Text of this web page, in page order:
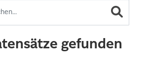
gefunden